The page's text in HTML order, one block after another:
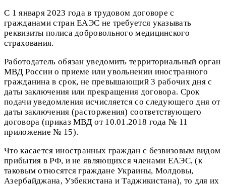
С 1 января 2023 года в трудовом договоре с
гражданами стран ЕАЭС не требуется указывать
реквизиты полиса добровольного медицинского
страхования.
Работодатель обязан уведомить территориальный орган
МВД России о приеме или увольнении иностранного
гражданина в срок, не превышающий 3 рабочих дня с
даты заключения или прекращения договора. Срок
подачи уведомления исчисляется со следующего дня от
даты заключения (расторжения) соответствующего
договора (приказ МВД от 10.01.2018 года № 11
приложение № 15).
Что касается иностранных граждан с безвизовым видом
прибытия в РФ, и не являющихся членами ЕАЭС, (к
таковым относятся граждане Украины, Молдовы,
Азербайджана, Узбекистана и Таджикистана), то для их